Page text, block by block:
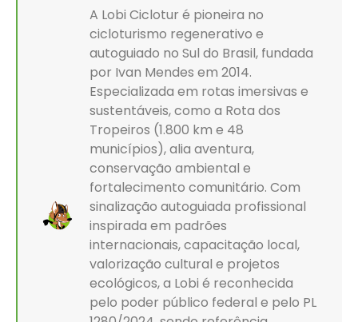
A Lobi Ciclotur é pioneira no
cicloturismo regenerativo e
autoguiado no Sul do Brasil, fundada
por Ivan Mendes em 2014.
Especializada em rotas imersivas e
sustentáveis, como a Rota dos
Tropeiros (1.800 km e 48
municípios), alia aventura,
conservação ambiental e
fortalecimento comunitário. Com
sinalização autoguiada profissional
inspirada em padrões
internacionais, capacitação local,
valorização cultural e projetos
ecológicos, a Lobi é reconhecida
pelo poder público federal e pelo PL